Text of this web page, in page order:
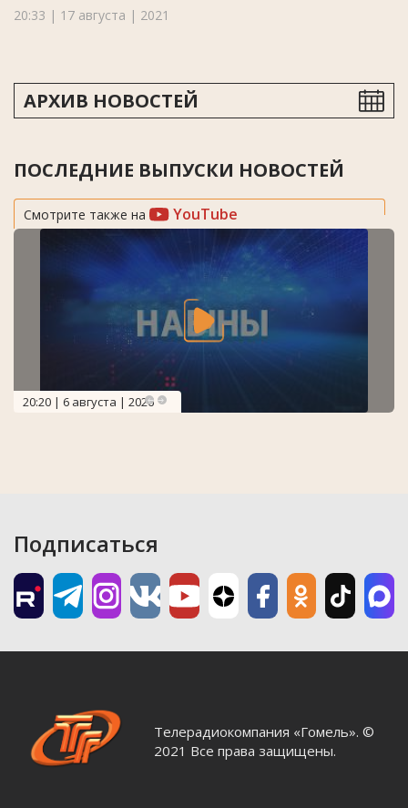
20:33 | 17 августа | 2021
АРХИВ НОВОСТЕЙ
ПОСЛЕДНИЕ ВЫПУСКИ НОВОСТЕЙ
Смотрите также на YouTube
20:20 | 6 августа | 2026
Подписаться
Телерадиокомпания «Гомель». ©
2021 Все права защищены.